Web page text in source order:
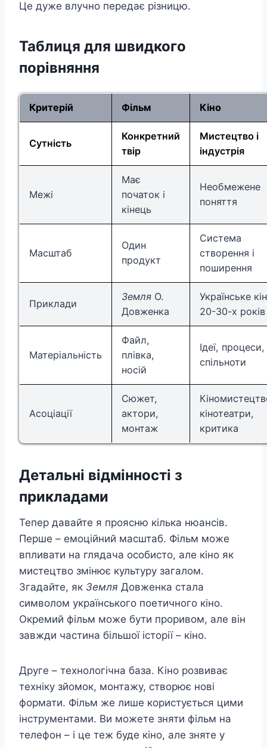
Це дуже влучно передає різницю.
Таблиця для швидкого
порівняння
Критерій Фільм Кіно
Сутність
Конкретний
твір
Мистецтво і
індустрія
Межі
Має
початок і
кінець
Необмежене
поняття
Масштаб
Один
продукт
Система
створення і
поширення
Приклади
Земля О.
Довженка
Українське
20-30-х років
Матеріальність
Файл,
плівка,
носій
Ідеї, процеси,
спільноти
Асоціації
Сюжет,
актори,
монтаж
кінотеатри,
критика
Детальні відмінності з
прикладами
Тепер давайте я проясню кілька нюансів.
Перше – емоційний масштаб. Фільм може
впливати на глядача особисто, але кіно як
мистецтво змінює культуру загалом.
Згадайте, як Земля Довженка стала
символом українського поетичного кіно.
Окремий фільм може бути проривом, але він
завжди частина більшої історії – кіно.
Друге – технологічна база. Кіно розвиває
техніку зйомок, монтажу, створює нові
формати. Фільм же лише користується цими
інструментами. Ви можете зняти фільм на
телефон – і це теж буде кіно, але зняте у